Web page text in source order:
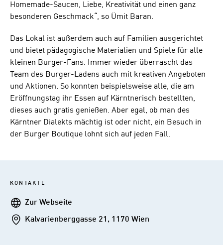
Homemade-Saucen, Liebe, Kreativität und einen ganz
besonderen Geschmack“, so Ümit Baran.
Das Lokal ist außerdem auch auf Familien ausgerichtet
und bietet pädagogische Materialien und Spiele für alle
kleinen Burger-Fans. Immer wieder überrascht das
Team des Burger-Ladens auch mit kreativen Angeboten
und Aktionen. So konnten beispielsweise alle, die am
Eröffnungstag ihr Essen auf Kärntnerisch bestellten,
dieses auch gratis genießen. Aber egal, ob man des
Kärntner Dialekts mächtig ist oder nicht, ein Besuch in
der Burger Boutique lohnt sich auf jeden Fall.
KONTAKTE
WebseiteZur Webseite
AddresseKalvarienberggasse 21, 1170 Wien